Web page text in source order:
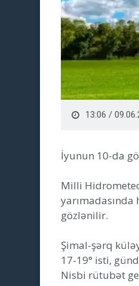
13:06 /
İyunun 10-da
Milli
gözlənilir.
Şimal-şərq
17-19° isti,
Nisbi rütubət